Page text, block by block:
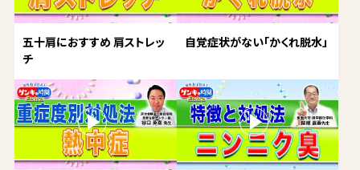
五十肩におすすめ 肩ストレッ
チ
自覚症状がない「かくれ脱水」